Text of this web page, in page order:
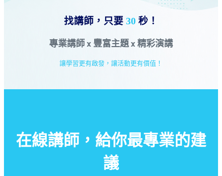
找講師，只要 30 秒！
專業講師 x 豐富主題 x 精彩演講
讓學習更有啟發，讓活動更有價值！
在線講師，給你最專業的建
議